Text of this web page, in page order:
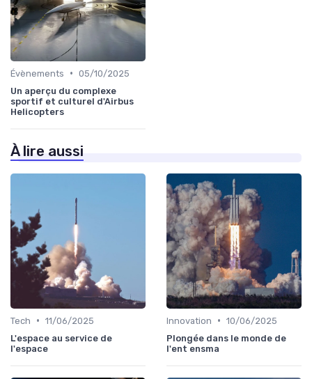
Évènements • 05/10/2025
Un aperçu du complexe
sportif et culturel d'Airbus
Helicopters
À lire aussi
Tech • 11/06/2025
L'espace au service de
l'espace
Innovation • 10/06/2025
Plongée dans le monde de
l'ent ensma